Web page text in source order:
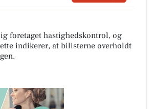
foretaget hastighedskontrol, og
indikerer, at bilisterne overholdt